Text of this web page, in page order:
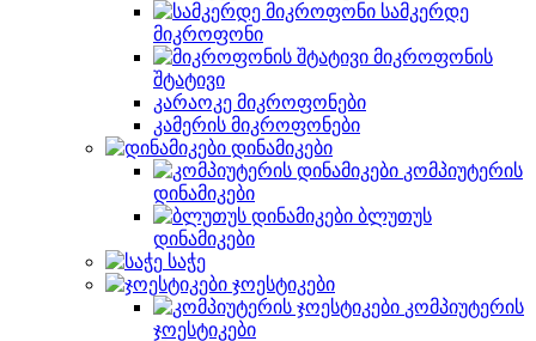
სამკერდე
მიკროფონი
მიკროფონის
შტატივი
კარაოკე მიკროფონები
კამერის მიკროფონები
დინამიკები
კომპიუტერის
დინამიკები
ბლუთუს
დინამიკები
საჭე
ჯოესტიკები
კომპიუტერის
ჯოესტიკები